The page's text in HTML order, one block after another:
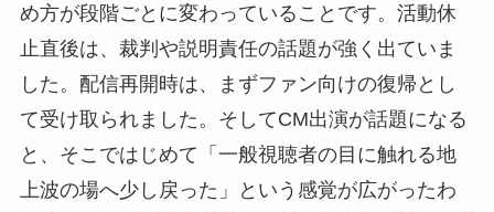
め方が段階ごとに変わっていることです。活動休
止直後は、裁判や説明責任の話題が強く出ていま
した。配信再開時は、まずファン向けの復帰とし
て受け取られました。そしてCM出演が話題になる
と、そこではじめて「一般視聴者の目に触れる地
上波の場へ少し戻った」という感覚が広がったわ